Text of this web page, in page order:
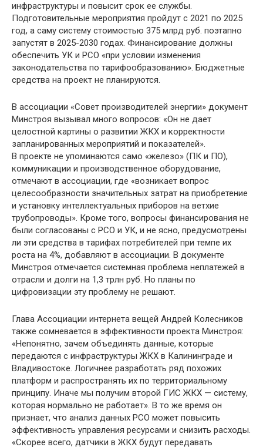
инфраструктуры и повысит срок ее службы.
Подготовительные мероприятия пройдут с 2021 по 2025
год, а саму систему стоимостью 375 млрд руб. поэтапно
запустят в 2025-2030 годах. Финансирование должны
обеспечить УК и РСО «при условии изменения
законодательства по тарифообразованию». Бюджетные
средства на проект не планируются.
В ассоциации «Совет производителей энергии» документ
Минстроя вызывал много вопросов: «Он не дает
целостной картины о развитии ЖКХ и корректности
запланированных мероприятий и показателей».
В проекте не упоминаются само «железо» (ПК и ПО),
коммуникации и производственное оборудование,
отмечают в ассоциации, где «возникает вопрос
целесообразности значительных затрат на приобретение
и установку интеллектуальных приборов на ветхие
трубопроводы». Кроме того, вопросы финансирования не
были согласованы с РСО и УК, и не ясно, предусмотрены
ли эти средства в тарифах потребителей при темпе их
роста на 4%, добавляют в ассоциации. В документе
Минстроя отмечается системная проблема неплатежей в
отрасли и долги на 1,3 трлн руб. Но планы по
цифровизации эту проблему не решают.
Глава Ассоциации интернета вещей Андрей Колесников
также сомневается в эффективности проекта Минстроя:
«Непонятно, зачем объединять данные, которые
передаются с инфраструктуры ЖКХ в Калининграде и
Владивостоке. Логичнее разработать ряд похожих
платформ и распространять их по территориальному
принципу. Иначе мы получим второй ГИС ЖКХ — систему,
которая нормально не работает». В то же время он
признает, что анализ данных РСО может повысить
эффективность управления ресурсами и снизить расходы.
«Скорее всего, датчики в ЖКХ будут передавать